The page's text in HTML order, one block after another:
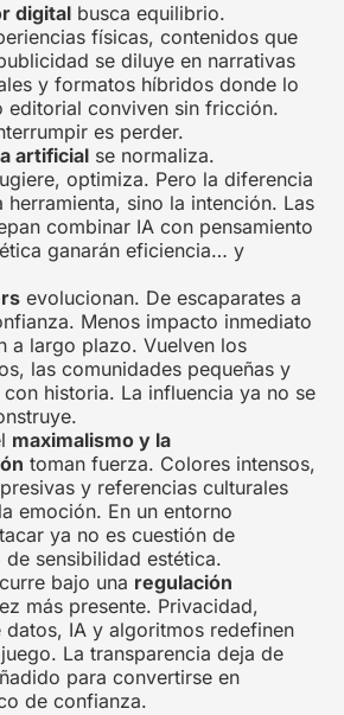
digital busca equilibrio.
físicas, contenidos que
se diluye en narrativas
y formatos híbridos donde lo
editorial conviven sin fricción.
es perder.
artificial se normaliza.
optimiza. Pero la diferencia
herramienta, sino la intención. Las
combinar IA con pensamiento
ganarán eficiencia… y
evolucionan. De escaparates a
Menos impacto inmediato
a largo plazo. Vuelven los
las comunidades pequeñas y
historia. La influencia ya no se
maximalismo y la
toman fuerza. Colores intensos,
y referencias culturales
emoción. En un entorno
ya no es cuestión de
sensibilidad estética.
bajo una regulación
más presente. Privacidad,
IA y algoritmos redefinen
La transparencia deja de
para convertirse en
de confianza.